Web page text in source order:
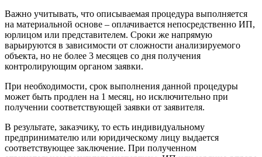
Важно учитывать, что описываемая процедура выполняется
на материальной основе – оплачивается непосредственно ИП,
юрлицом или представителем. Сроки же напрямую
варьируются в зависимости от сложности анализируемого
объекта, но не более 3 месяцев со дня получения
контролирующим органом заявки.
При необходимости, срок выполнения данной процедуры
может быть продлен на 1 месяц, но исключительно при
получении соответствующей заявки от заявителя.
В результате, заказчику, то есть индивидуальному
предпринимателю или юридическому лицу выдается
соответствующее заключение. При полученном